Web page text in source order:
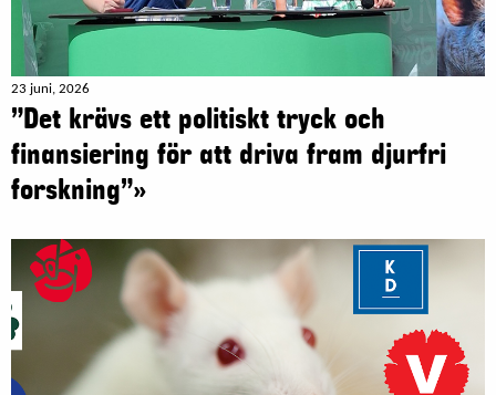
23 juni, 2026
”Det krävs ett politiskt tryck och
finansiering för att driva fram djurfri
forskning”»